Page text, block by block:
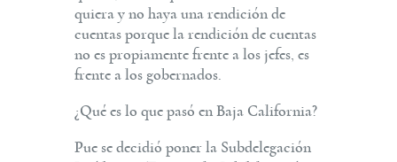
quiera y no haya una rendición de
cuentas porque la rendición de cuentas
no es propiamente frente a los jefes, es
frente a los gobernados.
¿Qué es lo que pasó en Baja California?
Pue se decidió poner la Subdelegación